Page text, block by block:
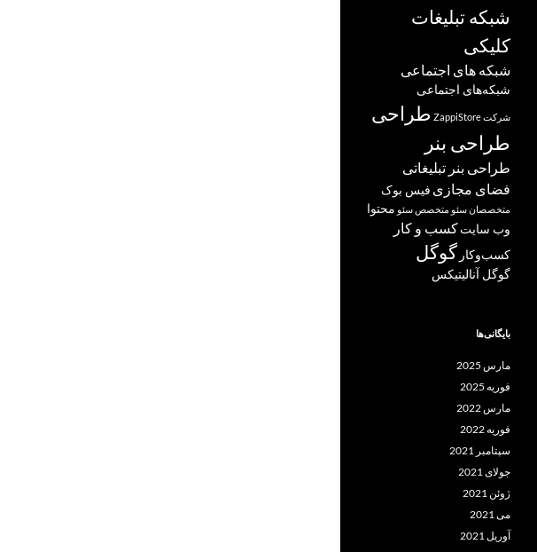
شبکه تبلیغات
کلیکی
شبکه های اجتماعی
شبکه‌های اجتماعی
شرکت ZappiStore
طراحی
طراحی بنر
طراحی بنر تبلیغاتی
فضای مجازی فیس بوک
متخصصان سئو متخصص سئو محتوا
وب سایتکسب و کار
کسب‌وکار گوگل
گوگل آنالیتیکس
بایگانی‌ها
مارس 2025
فوریه 2025
مارس 2022
فوریه 2022
سپتامبر 2021
جولای 2021
ژوئن 2021
می 2021
آوریل 2021